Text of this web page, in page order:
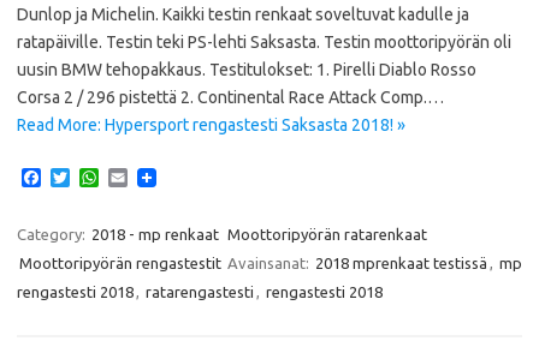
Dunlop ja Michelin. Kaikki testin renkaat soveltuvat kadulle ja
ratapäiville. Testin teki PS-lehti Saksasta. Testin moottoripyörän oli
uusin BMW tehopakkaus. Testitulokset: 1. Pirelli Diablo Rosso
Corsa 2 / 296 pistettä 2. Continental Race Attack Comp.…
Read More: Hypersport rengastesti Saksasta 2018! »
e
o
o
T
t
e
r
W
t
s
A
p
E
i
Category: 2018 - mp renkaat Moottoripyörän ratarenkaat
Moottoripyörän rengastestit Avainsanat: 2018 mprenkaat testissä , mp
rengastesti 2018, ratarengastesti , rengastesti 2018